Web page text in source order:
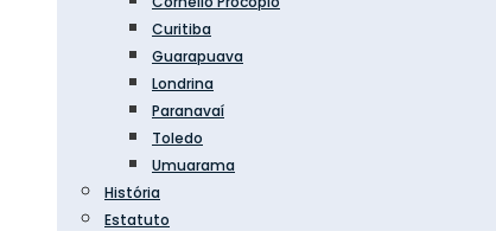
Curitiba
Guarapuava
Londrina
Paranavaí
Toledo
Umuarama
História
Estatuto